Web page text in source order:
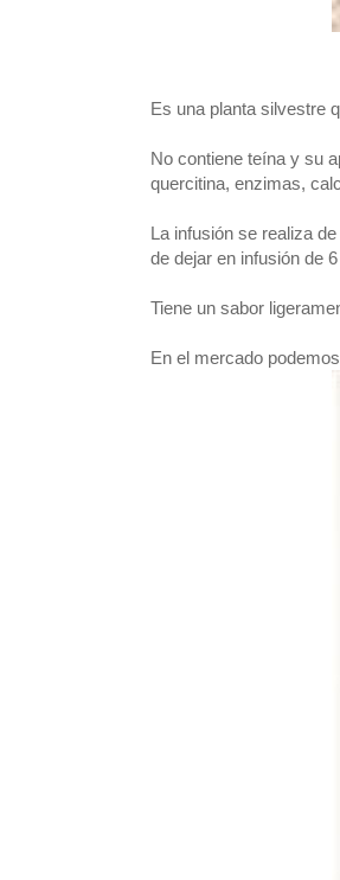
Es una planta silvestre
No contiene teína y su
quercitina, enzimas,
La infusión se realiza
de dejar en infusión de
Tiene un sabor
En el mercado